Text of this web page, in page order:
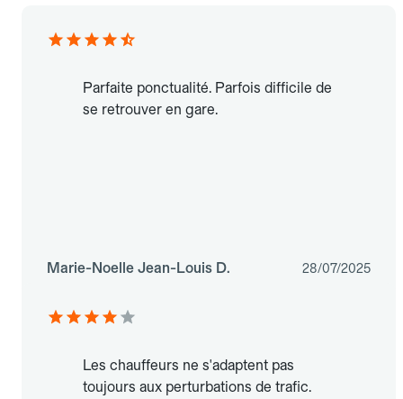
Parfaite ponctualité. Parfois difficile de
se retrouver en gare.
Marie-Noelle Jean-Louis D. 28/07/2025
Les chauffeurs ne s'adaptent pas
toujours aux perturbations de trafic.